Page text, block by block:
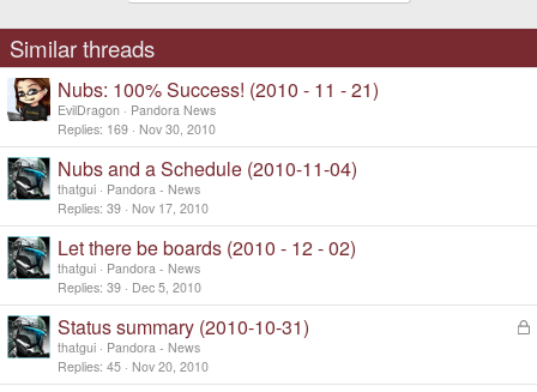
Similar threads
Nubs: 100% Success! (2010 - 11 - 21)
EvilDragon
Pandora News
Replies 169 Nov 30, 2010
Nubs and a Schedule (2010-11-04)
thatgui
Pandora - News
Replies 39 Nov 17, 2010
Let there be boards (2010 - 12 - 02)
thatgui
Pandora - News
Replies 39 Dec 5, 2010
L
k
Status summary (2010-10-31)
thatgui
Pandora - News
Replies 45 Nov 20, 2010